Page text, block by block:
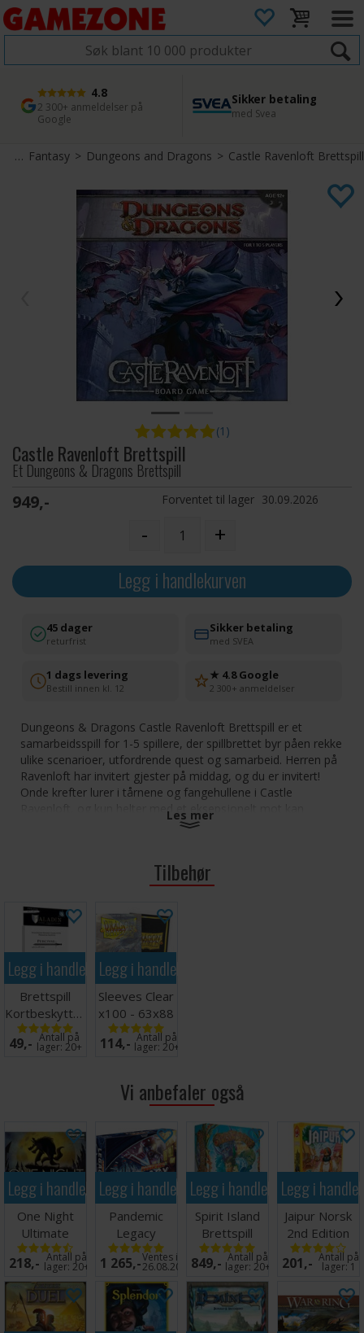
4.8
2 300+ anmeldelser på
Google
Sikker betaling
med Svea
1 dags levering
Bestill innen kl. 12
45 dager returfrist
Enkel retur
Fantasy> Dungeons and Dragons>Castle Ravenloft Brettspill
(1)
Castle Ravenloft Brettspill
Et Dungeons & Dragons Brettspill
949,- Forventet til lager 30.09.2026
- +
Legg i handlekurven
45 dager
returfrist
Sikker betaling
med SVEA
1 dags levering
Bestill innen kl. 12
★ 4.8 Google
2 300+ anmeldelser
Dungeons & Dragons Castle Ravenloft Brettspill er et
samarbeidsspill for 1-5 spillere, der spillbrettet byr påen rekke
ulike scenarioer, utfordrende quest og samarbeid. Herren på
Ravenloft har invitert gjester på middag, og du er invitert!
Onde krefter lurer i tårnene og fangehullene i Castle
Ravenloft, og kun helter med et eksepsjonelt mot kan
Spillet er på engelsk
Tips: Vi anbefaler kortbeskyttere for å øke levetiden
på kortene i dette spillet. Passende kortbeskyttere
finner du her . Spillet har 200 kort.
Les mer
Tilbehør
Legg i handlekurven
Brettspill
Kortbeskyttere
55 stk
63.5x89
49,- Antall på
lager:20+
Legg i handlekurven
Sleeves Clear
x100 - 63x88
m/box
114,- Antall på
lager:20+
Vi anbefaler også
Legg i handlekurven
One Night
Ultimate
Werewolf
Brettspill
218,- Antall på
lager: 20+
Legg i handlekurven
Pandemic
Legacy
Season 1 Blue
Brettspill
1 265,-Ventes inn
26.08.2026
Legg i handlekurven
Spirit Island
Brettspill
849,- Antall på
lager:20+
Legg i
Jaipur Norsk
2nd Edition
Brettspill
201,- Antall på
lager:1